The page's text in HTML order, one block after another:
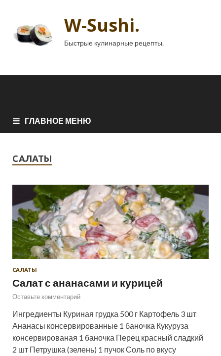
W-Sushi.
Быстрые кулинарные рецепты.
ГЛАВНОЕ МЕНЮ
САЛАТЫ
САЛАТЫ
Салат с ананасами и курицей
Оставьте комментарий
Ингредиенты Куриная грудка 500 г Картофель 3 шт
Ананасы консервированные 1 баночка Кукуруза
консервированая 1 баночка Перец красный сладкий
2 шт Петрушка (зелень) 1 пучок Соль по вкусу